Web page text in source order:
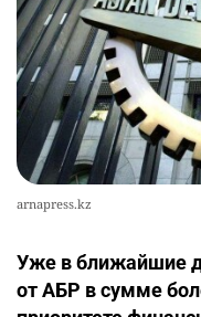
arnapress.kz
Уже в ближайшие
от АБР в сумме